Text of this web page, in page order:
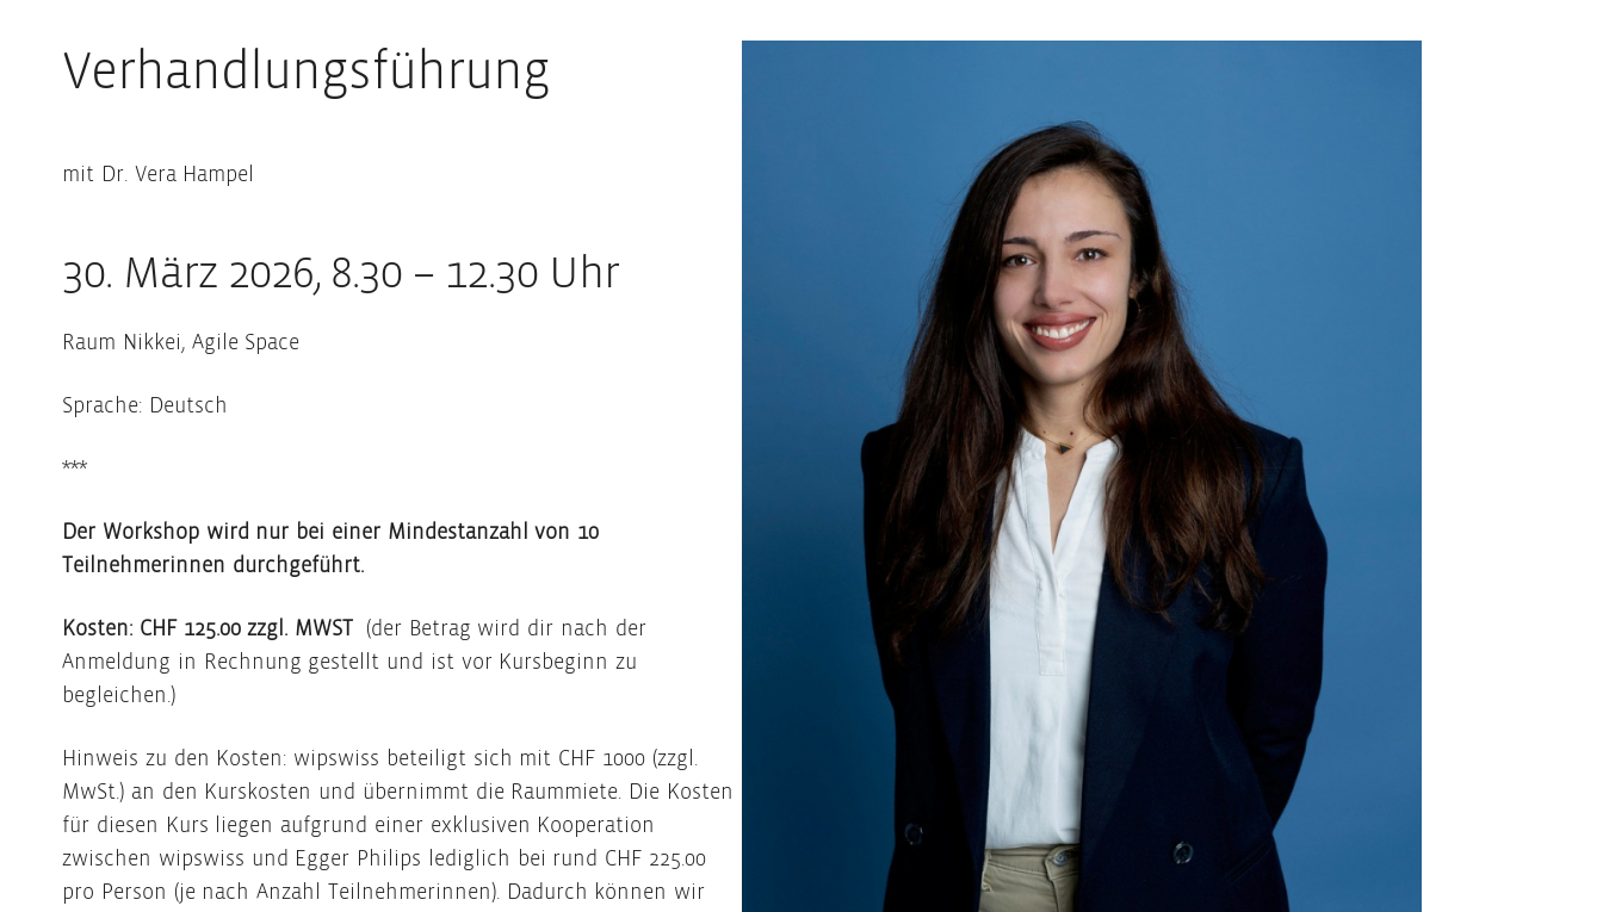
Verhandlungsführung
mit Dr. Vera Hampel
30. März 2026, 8.30 – 12.30 Uhr
Raum Nikkei, Agile Space
Sprache: Deutsch
***
Der Workshop wird nur bei einer Mindestanzahl von 10
Teilnehmerinnen durchgeführt.
Kosten: CHF 125.00 zzgl. MWST (der Betrag wird dir nach der
Anmeldung in Rechnung gestellt und ist vor Kursbeginn zu
begleichen.)
Hinweis zu den Kosten: wipswiss beteiligt sich mit CHF 1000 (zzgl.
MwSt.) an den Kurskosten und übernimmt die Raummiete. Die Kosten
für diesen Kurs liegen aufgrund einer exklusiven Kooperation
zwischen wipswiss und Egger Philips lediglich bei rund CHF 225.00
pro Person (je nach Anzahl Teilnehmerinnen). Dadurch können wir